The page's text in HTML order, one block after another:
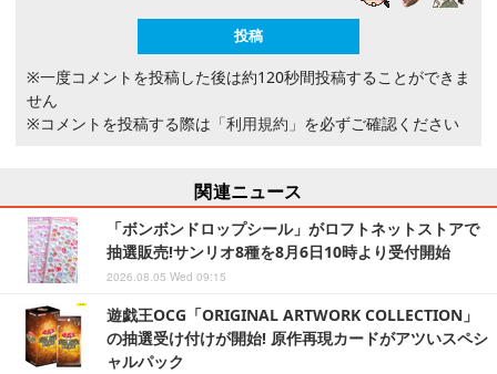
※一度コメントを投稿した後は約120秒間投稿することができま
せん
※コメントを投稿する際は 「利用規約」 を必ずご確認ください
関連ニュース
「ボンボンドロップシール」がロフトネットストアで
抽選販売!サンリオ8種を8月6日10時より受付開始
2026.08.05 Wed 09:15
遊戯王OCG「ORIGINAL ARTWORK COLLECTION」
の抽選受け付けが開始! 原作再現カードがアツいスペシ
ャルパック